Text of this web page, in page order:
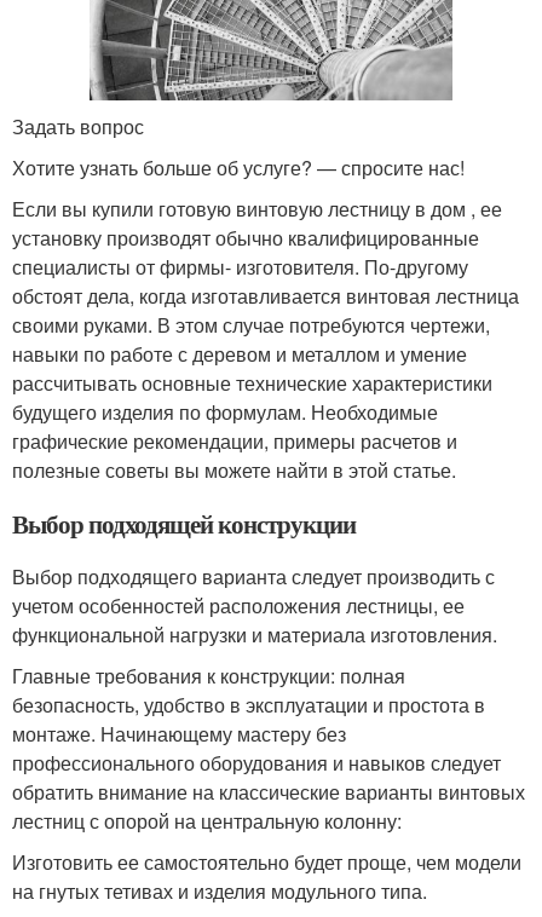
Задать вопрос
Хотите узнать больше об услуге? — спросите нас!
Если вы купили готовую винтовую лестницу в дом , ее
установку производят обычно квалифицированные
специалисты от фирмы- изготовителя. По-другому
обстоят дела, когда изготавливается винтовая лестница
своими руками. В этом случае потребуются чертежи,
навыки по работе с деревом и металлом и умение
рассчитывать основные технические характеристики
будущего изделия по формулам. Необходимые
графические рекомендации, примеры расчетов и
полезные советы вы можете найти в этой статье.
Выбор подходящей конструкции
Выбор подходящего варианта следует производить с
учетом особенностей расположения лестницы, ее
функциональной нагрузки и материала изготовления.
Главные требования к конструкции: полная
безопасность, удобство в эксплуатации и простота в
монтаже. Начинающему мастеру без
профессионального оборудования и навыков следует
обратить внимание на классические варианты винтовых
лестниц с опорой на центральную колонну:
Изготовить ее самостоятельно будет проще, чем модели
на гнутых тетивах и изделия модульного типа.